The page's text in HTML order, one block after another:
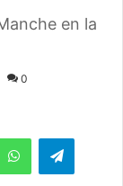
en la
0